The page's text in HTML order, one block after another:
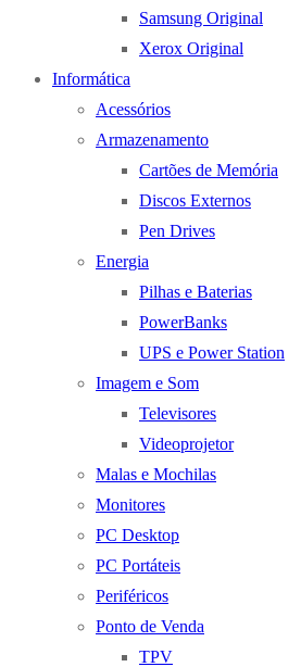
Samsung Original
Xerox Original
Informática
Acessórios
Armazenamento
Cartões de Memória
Discos Externos
Pen Drives
Energia
Pilhas e Baterias
PowerBanks
UPS e Power Station
Imagem e Som
Televisores
Videoprojetor
Malas e Mochilas
Monitores
PC Desktop
PC Portáteis
Periféricos
Ponto de Venda
TPV